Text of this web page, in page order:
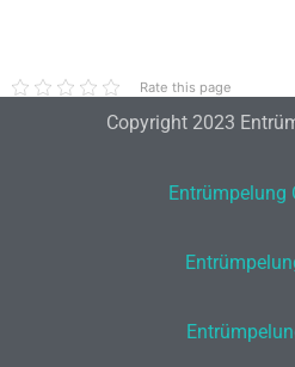
Rate this page
Copyright 2023
Entrümpelung